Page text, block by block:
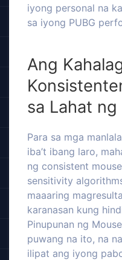
iyong personal na
sa iyong PUBG
Ang
sa Lahat ng
Para sa mga
iba’t ibang laro,
ng consistent
sensitivity
maaaring
karanasan kung
Pinupunan ng
puwang na ito, na
ilipat ang iyong